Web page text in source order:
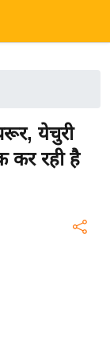
येचुरी
कर रही है